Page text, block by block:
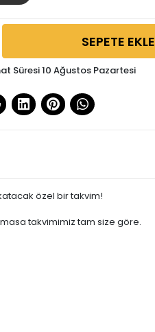
SEPETE EKLE
Süresi 10 Ağustos Pazartesi
özel bir takvim!
takvimimiz tam size göre.